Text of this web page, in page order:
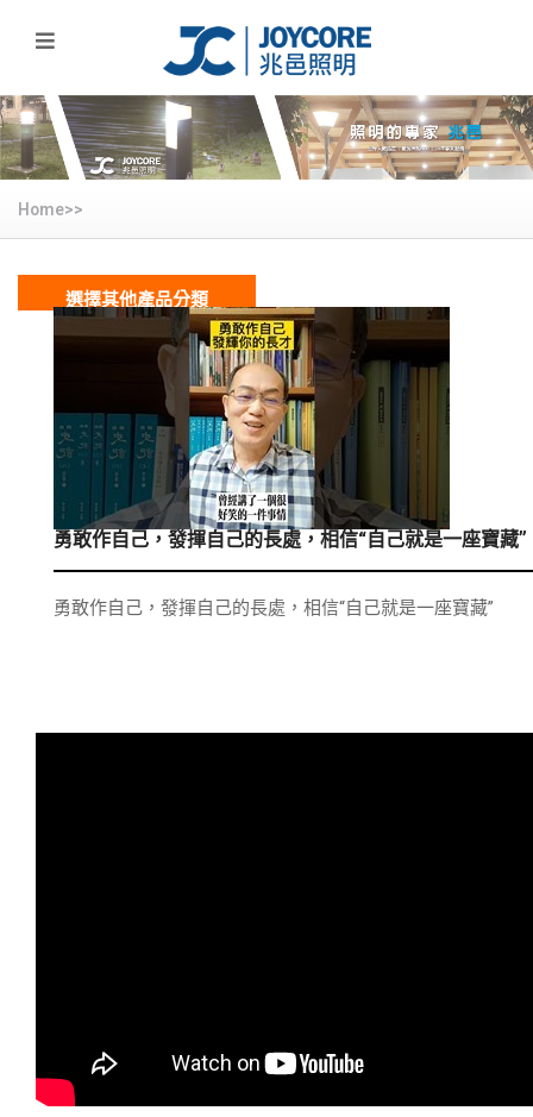
Home>>
選擇其他產品分類
勇敢作自己，發揮自己的長處，相信“自己就是一座寶藏”
勇敢作自己，發揮自己的長處，相信“自己就是一座寶藏”